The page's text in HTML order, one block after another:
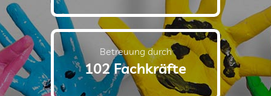
Betreuung durch
102 Fachkräfte